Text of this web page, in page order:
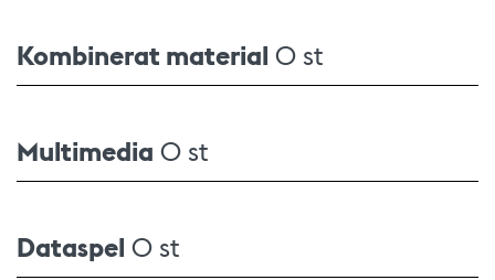
Kombinerat material 0 st
Multimedia 0 st
Dataspel 0 st